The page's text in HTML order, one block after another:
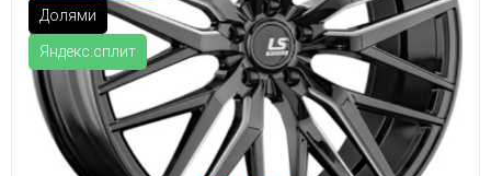
Долями
Яндекс.сплит